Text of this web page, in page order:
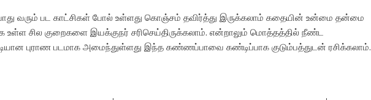
வரும் பட காட்சிகள் போல் உள்ளது கொஞ்சம் தவிர்த்து இருக்கலாம் கதையின் உன்மை தன்மை
சில குறைகளை இயக்குநர் சரிசெய்திருக்கலாம். என்றாலும் மொத்தத்தில் நீண்ட
புராண படமாக அமைந்துள்ளது இந்த கண்ணப்பாவை கண்டிப்பாக குடும்பத்துடன் ரசிக்கலாம்.